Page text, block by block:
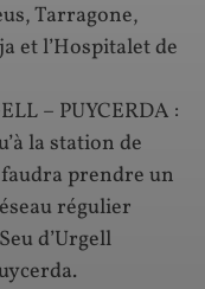
Tarragone,
et l’Hospitalet de
– PUYCERDA :
la station de
prendre un
régulier
d’Urgell